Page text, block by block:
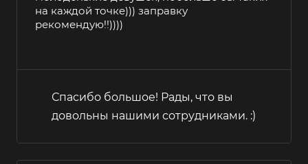
на каждой точке))) заправку
рекомендую!!))))
Спасибо большое! Рады, что вы
довольны нашими сотрудниками. :)